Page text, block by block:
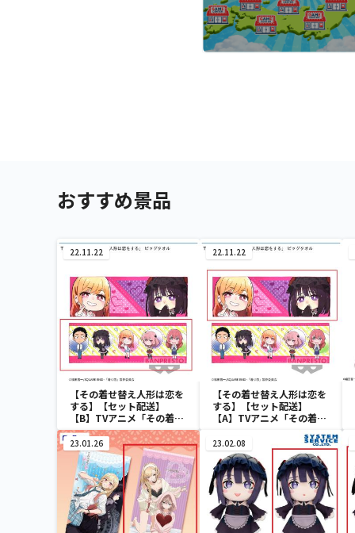
おすすめ景品
22.11.22
【その着せ替え人形は恋を
する】【セット配送】
【B】TVアニメ「その着せ
替え人形は恋をする」 ビッ
グタオル
22.11.22
【その着せ替え人形は恋を
する】【セット配送】
【A】TVアニメ「その着せ
グタオル
23.01.26 23.02.08